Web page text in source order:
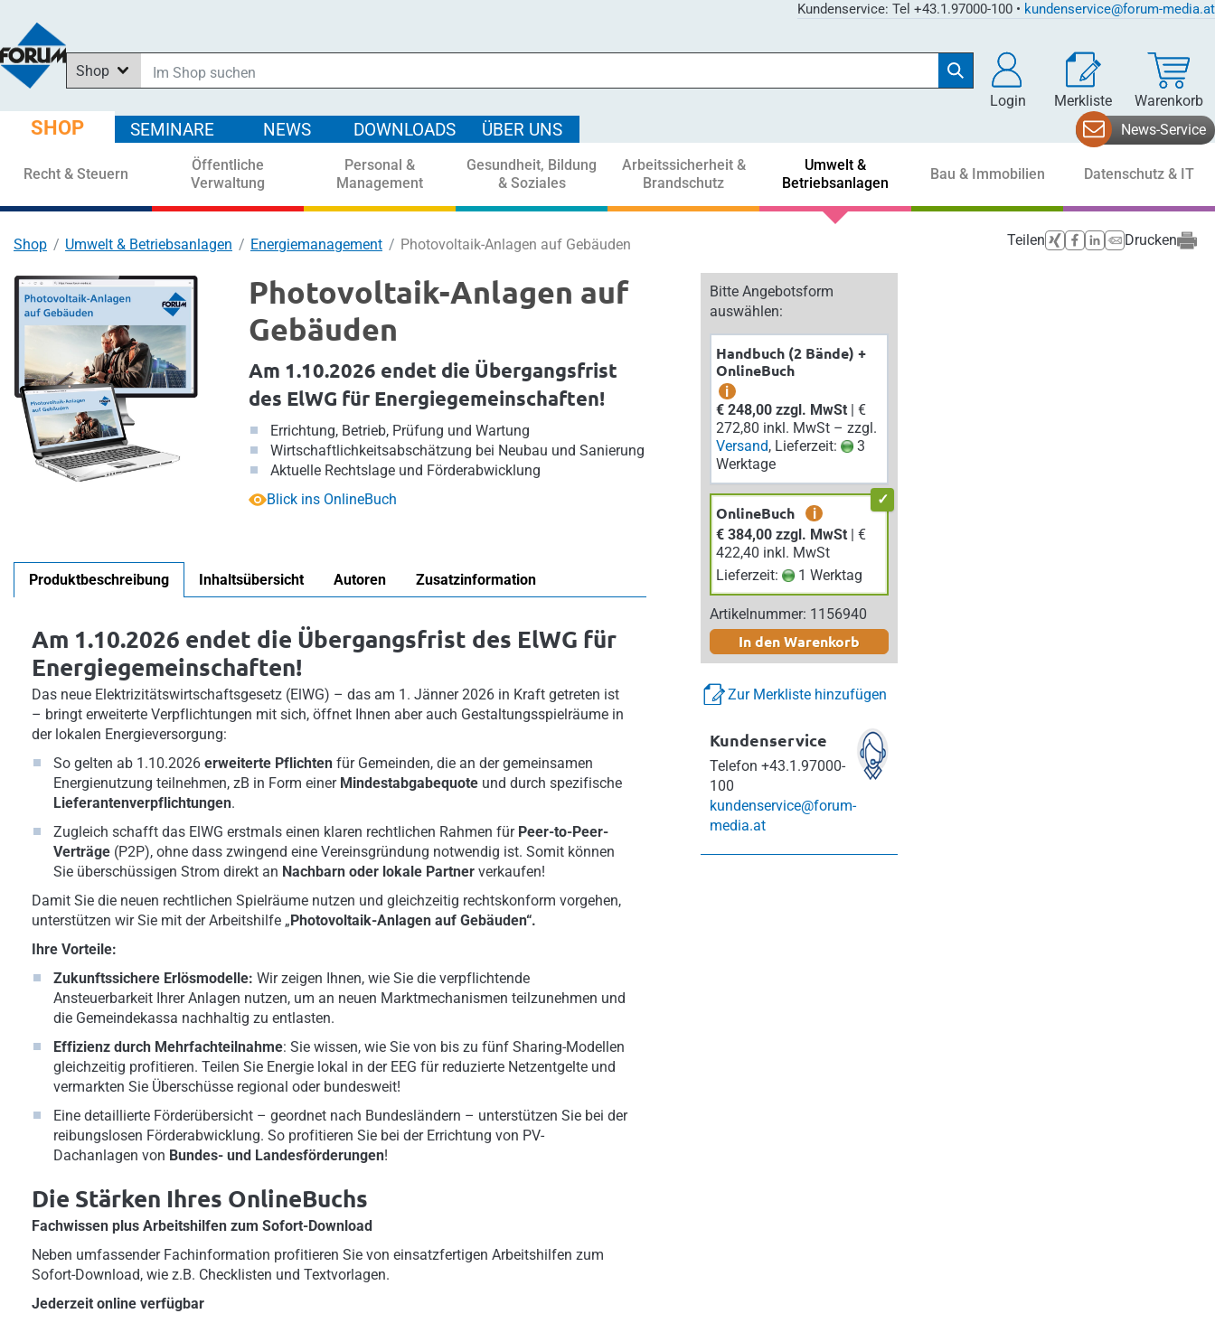
Kundenservice: Tel +43.1.97000-100 • kundenservice@forum-media.at
Shop
In News suchen
In Downloads suchen
In Seminaren suchen
Login Merkliste Warenkorb
SHOP SEMINARE NEWS DOWNLOADS ÜBER UNS News-Service
Recht & Steuern
Öffentliche
Verwaltung
Personal &
Management
Gesundheit, Bildung
& Soziales
Arbeitssicherheit &
Brandschutz
Umwelt &
Betriebsanlagen
Bau & Immobilien Datenschutz & IT
Shop Umwelt & Betriebsanlagen Energiemanagement Photovoltaik-Anlagen auf Gebäuden
Photovoltaik-Anlagen auf
Gebäuden
Am 1.10.2026 endet die Übergangsfrist
des ElWG für Energiegemeinschaften!
Errichtung, Betrieb, Prüfung und Wartung
Wirtschaftlichkeitsabschätzung bei Neubau und Sanierung
Aktuelle Rechtslage und Förderabwicklung
Blick ins OnlineBuch
Bitte Angebotsform
auswählen:
Handbuch (2 Bände) +
OnlineBuch
i
€ 248,00 zzgl. MwSt | €
272,80 inkl. MwSt – zzgl.
Versand, Lieferzeit:
3
Werktage
OnlineBuch
i
€ 384,00 zzgl. MwSt | €
422,40 inkl. MwSt
Lieferzeit:
1 Werktag
Artikelnummer: 1156940
In den Warenkorb
Zur Merkliste hinzufügen
Kundenservice
Telefon +43.1.97000-
100
kundenservice@forum-
media.at
Produktbeschreibung Inhaltsübersicht Autoren Zusatzinformation
Am 1.10.2026 endet die Übergangsfrist des ElWG für
Energiegemeinschaften!
Das neue Elektrizitätswirtschaftsgesetz (ElWG) – das am 1. Jänner 2026 in Kraft getreten ist
– bringt erweiterte Verpflichtungen mit sich, öffnet Ihnen aber auch Gestaltungsspielräume in
der lokalen Energieversorgung:
So gelten ab 1.10.2026 erweiterte Pflichten für Gemeinden, die an der gemeinsamen
Energienutzung teilnehmen, zB in Form einer Mindestabgabequote und durch spezifische
Lieferantenverpflichtungen.
Zugleich schafft das ElWG erstmals einen klaren rechtlichen Rahmen für Peer-to-Peer-
Verträge (P2P), ohne dass zwingend eine Vereinsgründung notwendig ist. Somit können
Sie überschüssigen Strom direkt an Nachbarn oder lokale Partner verkaufen!
Damit Sie die neuen rechtlichen Spielräume nutzen und gleichzeitig rechtskonform vorgehen,
unterstützen wir Sie mit der Arbeitshilfe „Photovoltaik-Anlagen auf Gebäuden“.
Ihre Vorteile:
Zukunftssichere Erlösmodelle: Wir zeigen Ihnen, wie Sie die verpflichtende
Ansteuerbarkeit Ihrer Anlagen nutzen, um an neuen Marktmechanismen teilzunehmen und
die Gemeindekassa nachhaltig zu entlasten.
Effizienz durch Mehrfachteilnahme: Sie wissen, wie Sie von bis zu fünf Sharing-Modellen
gleichzeitig profitieren. Teilen Sie Energie lokal in der EEG für reduzierte Netzentgelte und
vermarkten Sie Überschüsse regional oder bundesweit!
Eine detaillierte Förderübersicht – geordnet nach Bundesländern – unterstützen Sie bei der
reibungslosen Förderabwicklung. So profitieren Sie bei der Errichtung von PV-
Dachanlagen von Bundes- und Landesförderungen!
Die Stärken Ihres OnlineBuchs
Fachwissen plus Arbeitshilfen zum Sofort-Download
Neben umfassender Fachinformation profitieren Sie von einsatzfertigen Arbeitshilfen zum
Sofort-Download, wie z.B. Checklisten und Textvorlagen.
Jederzeit online verfügbar
Teilen Drucken